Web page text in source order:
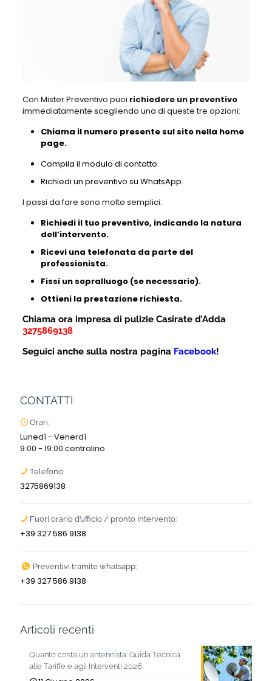
Con Mister Preventivo puoi richiedere un preventivo
immediatamente scegliendo una di queste tre opzioni:
Chiama il numero presente sul sito nella home
page.
Compila il modulo di contatto.
Richiedi un preventivo su WhatsApp.
I passi da fare sono molto semplici:
Richiedi il tuo preventivo, indicando la natura
dell’intervento.
Ricevi una telefonata da parte del
professionista.
Fissi un sopralluogo (se necessario).
Ottieni la prestazione richiesta.
Chiama ora impresa di pulizie Casirate d’Adda
3275869138
Seguici anche sulla nostra pagina Facebook!
CONTATTI
Orari:
Lunedì - Venerdì
9:00 - 19:00 centralino
Telefono:
3275869138
Fuori orario d’ufficio / pronto intervento:
+39 327 586 9138
Preventivi tramite whatsapp:
+39 327 586 9138
Articoli recenti
Quanto costa un antennista: Guida Tecnica
alle Tariffe e agli Interventi 2026